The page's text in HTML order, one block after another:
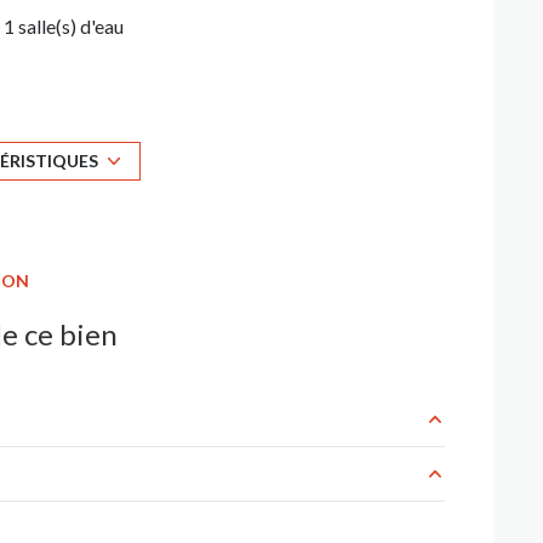
1 salle(s) d'eau
2 parking(s)
terrasse
ce bien